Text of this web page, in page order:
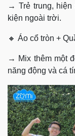
→ Trẻ trung,
kiện ngoài trời.
🔸 Áo cổ tròn +
→ Mix thêm một
năng động và cá